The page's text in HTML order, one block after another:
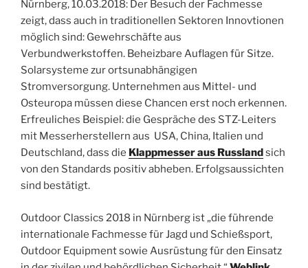
Nürnberg, 10.03.2018: Der Besuch der Fachmesse
zeigt, dass auch in traditionellen Sektoren Innovtionen
möglich sind: Gewehrschäfte aus
Verbundwerkstoffen. Beheizbare Auflagen für Sitze.
Solarsysteme zur ortsunabhängigen
Stromversorgung. Unternehmen aus Mittel- und
Osteuropa müssen diese Chancen erst noch erkennen.
Erfreuliches Beispiel: die Gespräche des STZ-Leiters
mit Messerherstellern aus USA, China, Italien und
Deutschland, dass die Klappmesser aus Russlandsich
von den Standards positiv abheben. Erfolgsaussichten
sind bestätigt.
Outdoor Classics 2018 in Nürnberg ist „die führende
internationale Fachmesse für Jagd und Schießsport,
Outdoor Equipment sowie Ausrüstung für den Einsatz